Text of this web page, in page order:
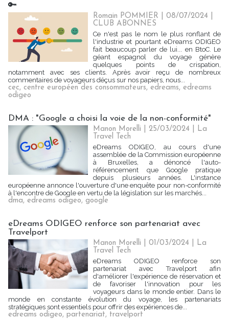
🔑
Romain POMMIER | 08/07/2024
CLUB ABONNES
Ce n'est pas le nom le plus ronflant de
l'industrie et pourtant eDreams ODIGEO
fait beaucoup parler de lui... en BtoC. Le
géant espagnol du voyage génère
quelques points de crispation,
notamment avec ses clients. Après avoir reçu de nombreux
commentaires de voyageurs déçus sur nos papiers, nous...
cec, centre européen des consommateurs, edreams, edreams
odigeo
DMA : "Google a choisi la voie de la non-conformité"
Manon Morelli | 25/03/2024
La
Travel Tech
eDreams ODIGEO, au cours d'une
assemblée de la Commission européenne
à Bruxelles, a dénoncé l'auto-
référencement que Google pratique
depuis plusieurs années. L'instance
européenne annonce l'ouverture d'une enquête pour non-conformité
à l'encontre de Google en vertu de la législation sur les marchés...
dma, edreams odigeo, google
eDreams ODIGEO renforce son partenariat avec
Travelport
Manon Morelli | 01/03/2024
La
Travel Tech
eDreams ODIGEO renforce son
partenariat avec Travelport afin
d'améliorer l'expérience de réservation et
de favoriser l'innovation pour les
voyageurs dans le monde entier. Dans le
monde en constante évolution du voyage, les partenariats
stratégiques sont essentiels pour offrir des expériences de...
edreams odigeo, partenariat, travelport